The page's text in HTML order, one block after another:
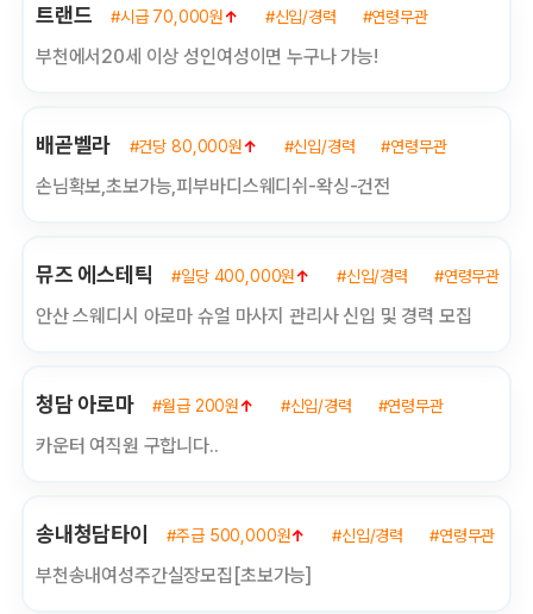
트랜드 #시급 70,000원↑ #신입/경력 #연령무관
부천에서​​20세 이상 성인여성이면 누구나 가능!​​
배곧벨라 #건당 80,000원↑ #신입/경력 #연령무관
손님확보,초보가능,피부바디스웨디쉬-왁싱-건전
뮤즈 에스테틱 #일당 400,000원↑ #신입/경력 #연령무관
안산 스웨디시 아로마 슈얼 마사지 관리사 신입 및 경력 모집
청담 아로마 #월급 200원↑ #신입/경력 #연령무관
카운터 여직원 구합니다..
송내청담타이 #주급 500,000원↑ #신입/경력 #연령무관
부천송내여성주간실장모집[초보가능]